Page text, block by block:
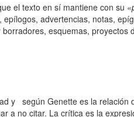
el texto en sí mantiene con su
advertencias, notas,
borradores, esquemas, proyectos
y según Genette es la relación
a no citar. La crítica es la